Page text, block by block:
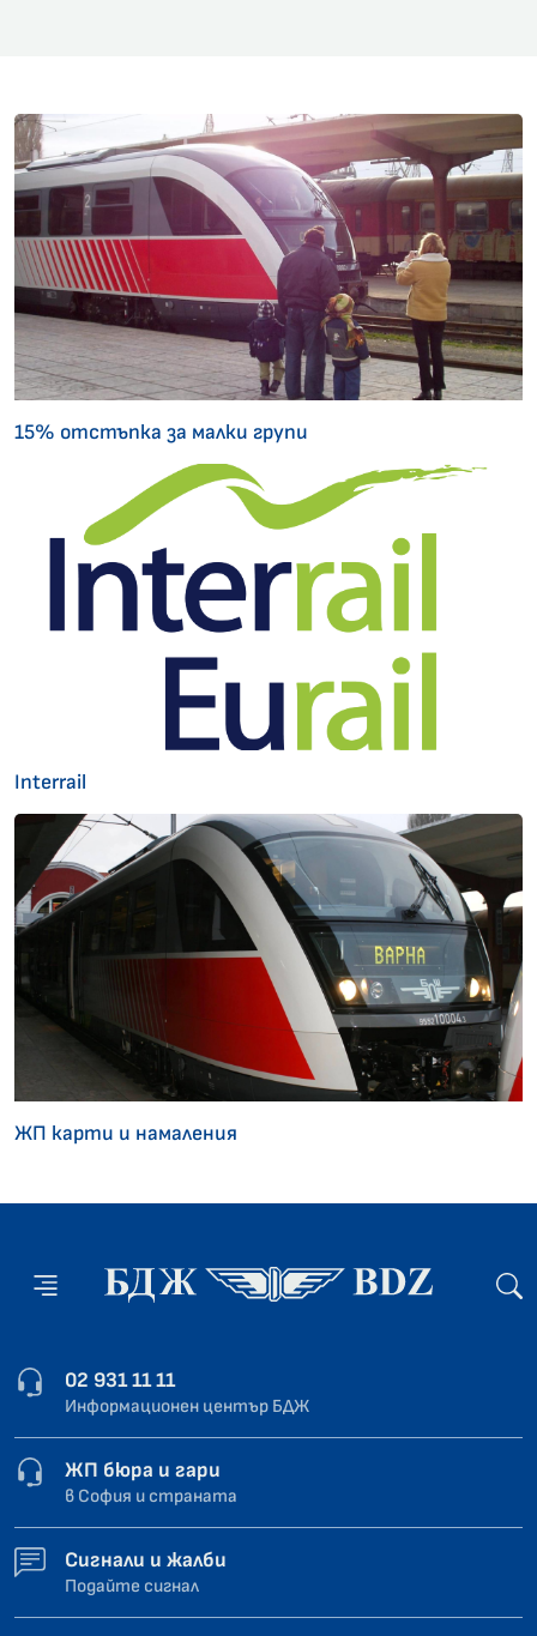
15% отстъпка за малки групи
Interrail
ЖП карти и намаления
02 931 11 11
Информационен център БДЖ
ЖП бюра и гари
в София и страната
Сигнали и жалби
Подайте сигнал